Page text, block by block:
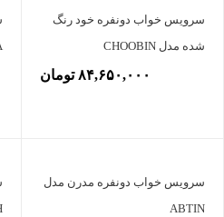
سرویس خواب دونفره خود رنگ
شده مدل CHOOBIN
۸۴,۶۵۰,۰۰۰ تومان
سرویس خواب دونفره مدرن مدل
ABTIN